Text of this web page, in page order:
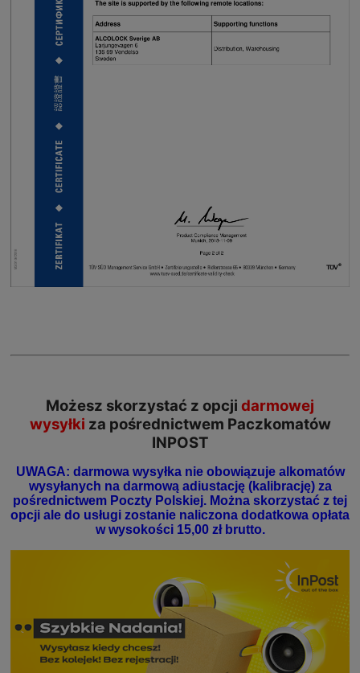
Możesz skorzystać z opcji darmowej
wysyłki za pośrednictwem Paczkomatów
INPOST
UWAGA: darmowa wysyłka nie obowiązuje alkomatów
wysyłanych na darmową adiustację (kalibrację) za
pośrednictwem Poczty Polskiej. Można skorzystać z tej
opcji ale do usługi zostanie naliczona dodatkowa opłata
w wysokości 15,00 zł brutto.